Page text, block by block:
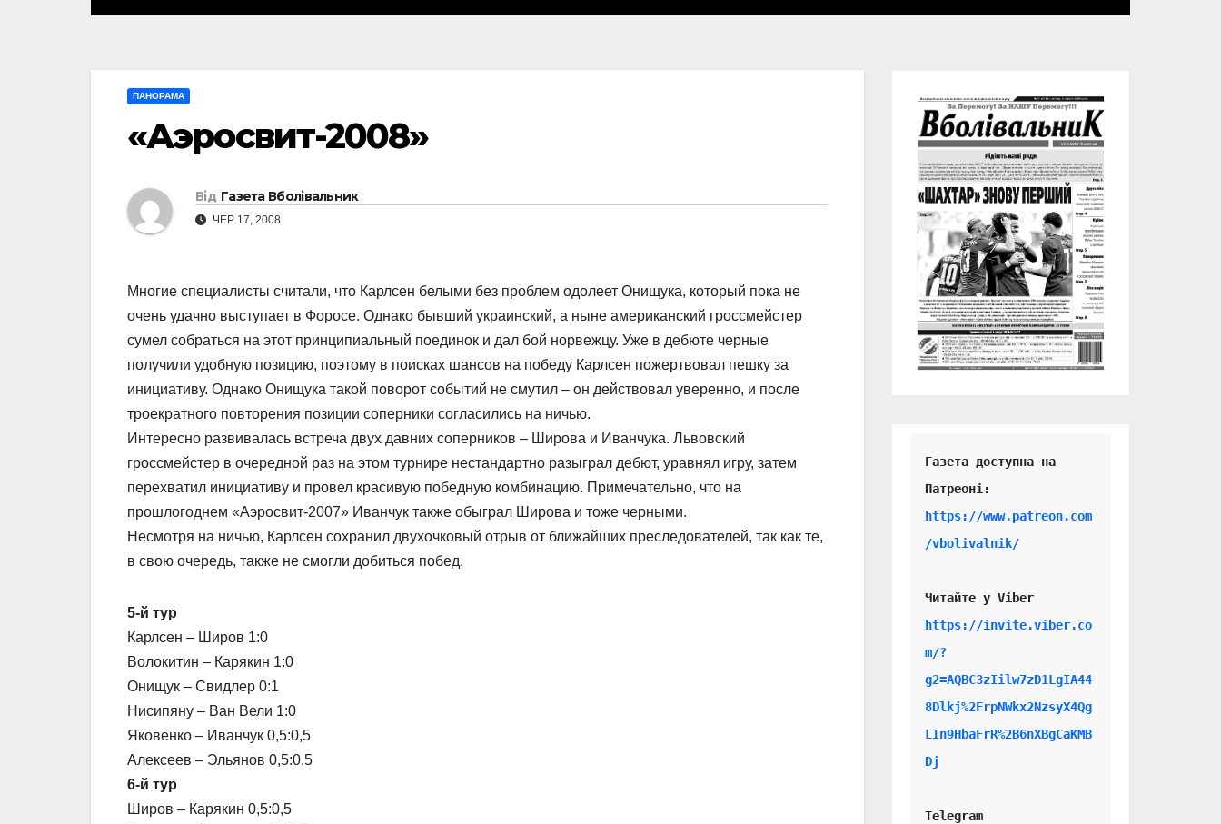
ПАНОРАМА
«Аэросвит-2008»
Від Газета Вболівальник
ЧЕР 17, 2008
Многие специалисты считали, что Карлсен белыми без проблем одолеет Онищука, который пока не
очень удачно выступает в Форосе. Однако бывший украинский, а ныне американский гроссмейстер
сумел собраться на этот принципиальный поединок и дал бой норвежцу. Уже в дебюте черные
получили удобную позицию, поэтому в поисках шансов на победу Карлсен пожертвовал пешку за
инициативу. Однако Онищука такой поворот событий не смутил – он действовал уверенно, и после
троекратного повторения позиции соперники согласились на ничью.
Интересно развивалась встреча двух давних соперников – Широва и Иванчука. Львовский
гроссмейстер в очередной раз на этом турнире нестандартно разыграл дебют, уравнял игру, затем
перехватил инициативу и провел красивую победную комбинацию. Примечательно, что на
прошлогоднем «Аэросвит-2007» Иванчук также обыграл Широва и тоже черными.
Несмотря на ничью, Карлсен сохранил двухочковый отрыв от ближайших преследователей, так как те,
в свою очередь, также не смогли добиться побед.
5-й тур
Карлсен – Широв 1:0
Волокитин – Карякин 1:0
Онищук – Свидлер 0:1
Нисипяну – Ван Вели 1:0
Яковенко – Иванчук 0,5:0,5
Алексеев – Эльянов 0,5:0,5
6-й тур
Широв – Карякин 0,5:0,5
Газета доступна на
https://www.patreon.com
/vbolivalnik/
Читайте у Viber
https://invite.viber.co
m/?
g2=AQBC3zIilw7zD1LgIA44
8Dlkj%2FrpNWkx2NzsyX4Qg
LIn9HbaFrR%2B6nXBgCaKMB
Dj
Telegram